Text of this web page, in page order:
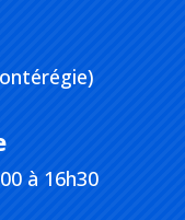
à 16h30